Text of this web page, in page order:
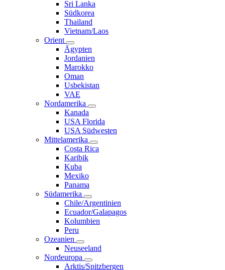
Sri Lanka
Südkorea
Thailand
Vietnam/Laos
Orient
Ägypten
Jordanien
Marokko
Oman
Usbekistan
VAE
Nordamerika
Kanada
USA Florida
USA Südwesten
Mittelamerika
Costa Rica
Karibik
Kuba
Mexiko
Panama
Südamerika
Chile/Argentinien
Ecuador/Galapagos
Kolumbien
Peru
Ozeanien
Neuseeland
Nordeuropa
Arktis/Spitzbergen